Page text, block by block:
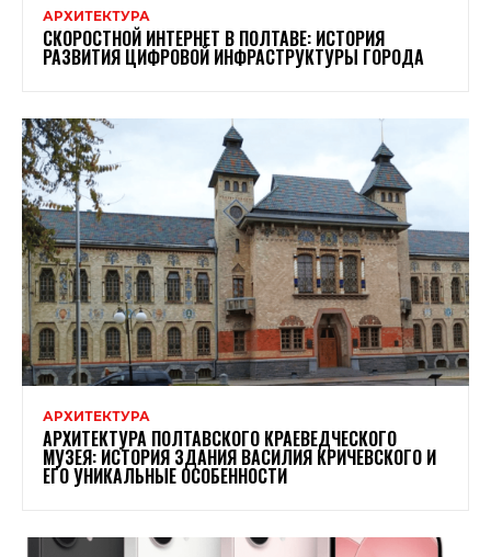
АРХИТЕКТУРА
СКОРОСТНОЙ ИНТЕРНЕТ В ПОЛТАВЕ: ИСТОРИЯ
РАЗВИТИЯ ЦИФРОВОЙ ИНФРАСТРУКТУРЫ ГОРОДА
АРХИТЕКТУРА
АРХИТЕКТУРА ПОЛТАВСКОГО КРАЕВЕДЧЕСКОГО
МУЗЕЯ: ИСТОРИЯ ЗДАНИЯ ВАСИЛИЯ КРИЧЕВСКОГО И
ЕГО УНИКАЛЬНЫЕ ОСОБЕННОСТИ